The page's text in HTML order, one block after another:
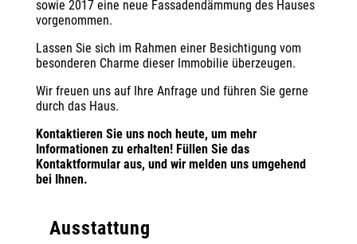
sowie 2017 eine neue Fassadendämmung des Hauses
vorgenommen.
Lassen Sie sich im Rahmen einer Besichtigung vom
besonderen Charme dieser Immobilie überzeugen.
Wir freuen uns auf Ihre Anfrage und führen Sie gerne
durch das Haus.
Kontaktieren Sie uns noch heute, um mehr
Informationen zu erhalten! Füllen Sie das
Kontaktformular aus, und wir melden uns umgehend
bei Ihnen.
Ausstattung